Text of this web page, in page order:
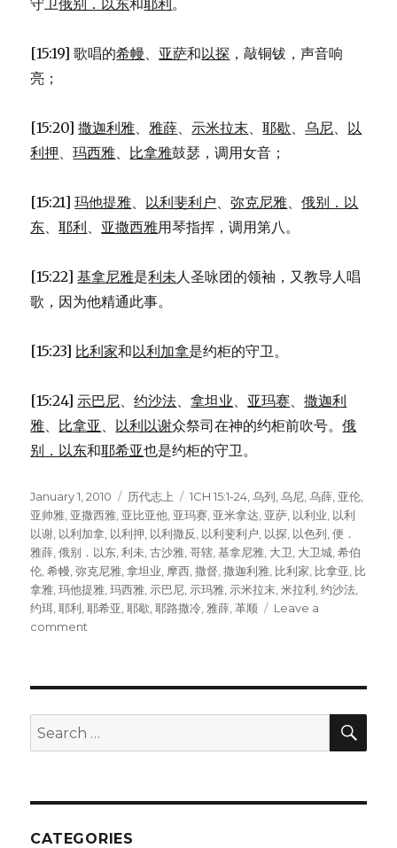
守卫俄别．以东和耶利 。
[15:19] 歌唱的希幔、 亚萨和以探 ，敲铜钹，声音响
亮；
[15:20]撒迦利雅、雅薛、示米拉末、耶歇、乌尼、 以
利押、玛西雅、 比拿雅鼓瑟，调用女音；
[15:21]玛他提雅、 以利斐利户、弥克尼雅、俄别．以
东、耶利、 亚撒西雅用琴指挥，调用第八。
[15:22]基拿尼雅是利未人圣咏团的领袖，又教导人唱
歌，因为他精通此事。
[15:23] 比利家和以利加拿是约柜的守卫。
[15:24]示巴尼、约沙法、拿坦业、 亚玛赛、撒迦利
雅、 比拿亚 、 以利以谢众祭司在神的约柜前吹号。俄
别．以东和耶希亚也是约柜的守卫。
Posted
on
January 1, 2010 Categories
历代志上 Tags
1CH 15:1-24 ,乌列 ,乌尼 ,乌薛 亚伦
亚帅雅 亚撒西雅 亚比亚他 亚玛赛 亚米拿达 亚萨 以利业 以利
以谢 以利加拿 以利押 以利撒反 以利斐利户 以探 以色列 ,便．
雅薛 ,俄别．以东 ,利未 ,古沙雅 ,哥辖 ,基拿尼雅 大卫 大卫城 ,希伯
伦 ,希幔 ,弥克尼雅 ,拿坦业 摩西 ,撒督 ,撒迦利雅 比利家 比拿亚 比
拿雅 ,玛他提雅 ,玛西雅 示巴尼 示玛雅 示米拉末 ,米拉利 ,约沙法
约珥 ,耶利 ,耶希亚 ,耶歇 ,耶路撒冷 雅薛 ,革顺
Leave a
comment
约
柜
Search
for:
CATEGORIES